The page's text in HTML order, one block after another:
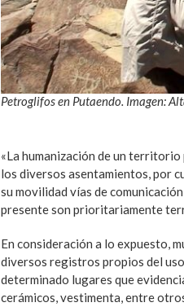
Petroglifos en Putaendo. Imagen:
«La humanización de un
los diversos asentamientos, por
su movilidad vías de
presente son prioritariamente
En consideración a lo expuesto,
diversos registros propios del
determinado lugares que
cerámicos, vestimenta, entre